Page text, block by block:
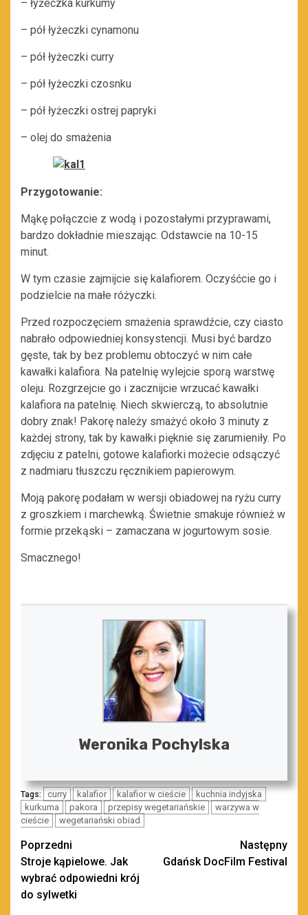
– łyżeczka kurkumy
– pół łyżeczki cynamonu
– pół łyżeczki curry
– pół łyżeczki czosnku
– pół łyżeczki ostrej papryki
– olej do smażenia
Przygotowanie:
Mąkę połączcie z wodą i pozostałymi przyprawami,
bardzo dokładnie mieszając. Odstawcie na 10-15
minut.
W tym czasie zajmijcie się kalafiorem. Oczyśćcie go i
podzielcie na małe różyczki.
Przed rozpoczęciem smażenia sprawdźcie, czy ciasto
nabrało odpowiedniej konsystencji. Musi być bardzo
gęste, tak by bez problemu obtoczyć w nim całe
kawałki kalafiora. Na patelnię wylejcie sporą warstwę
oleju. Rozgrzejcie go i zacznijcie wrzucać kawałki
kalafiora na patelnię. Niech skwierczą, to absolutnie
dobry znak! Pakorę należy smażyć około 3 minuty z
każdej strony, tak by kawałki pięknie się zarumieniły. Po
zdjęciu z patelni, gotowe kalafiorki możecie odsączyć
z nadmiaru tłuszczu ręcznikiem papierowym.
Moją pakorę podałam w wersji obiadowej na ryżu curry
z groszkiem i marchewką. Świetnie smakuje również w
formie przekąski – zamaczana w jogurtowym sosie.
Smacznego!
Weronika Pochylska
Tags: curry kalafior kalafior w cieście
kuchnia indyjska
kurkuma
pakora przepisy wegetariańskie
warzywa w
cieście
wegetariański obiad
Zobacz
wpisy
Poprzedni
Stroje kąpielowe. Jak
wybrać odpowiedni krój
do sylwetki
Następny
Gdańsk DocFilm Festival